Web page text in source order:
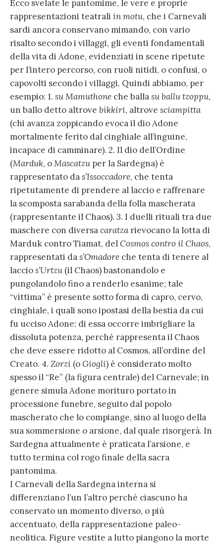
Ecco svelate le pantomime, le vere e proprie
rappresentazioni teatrali in motu, che i Carnevali
sardi ancora conservano mimando, con vario
risalto secondo i villaggi, gli eventi fondamentali
della vita di Adone, evidenziati in scene ripetute
per l’intero percorso, con ruoli nitidi, o confusi, o
capovolti secondo i villaggi. Quindi abbiamo, per
esempio: 1. su Mamuthone che ballasu ballu tzoppu,
un ballo detto altrove bìkkiri, altrove sciampitta
(chi avanza zoppicando evoca il dio Adone
mortalmente ferito dal cinghiale all’inguine,
incapace di camminare). 2. Il dio dell’Ordine
(Marduk, oMascatzu per la Sardegna) è
rappresentato das’Issoccadore, che tenta
ripetutamente di prendere al laccio e raffrenare
la scomposta sarabanda della folla mascherata
(rappresentante il Chaos). 3. I duelli rituali tra due
maschere con diversacaratza rievocano la lotta di
Marduk contro Tiamat, delCosmos contro il Chaos,
rappresentati das’Omadore che tenta di tenere al
laccios’Urtzu (il Chaos) bastonandolo e
pungolandolo fino a renderlo esanime; tale
“vittima” è presente sotto forma di capro, cervo,
cinghiale, i quali sono ipostasi della bestia da cui
fu ucciso Adone: di essa occorre imbrigliare la
dissoluta potenza, perché rappresenta il Chaos
che deve essere ridotto al Cosmos, all’ordine del
Creato. 4. Zorzi (oGiogli) è considerato molto
spesso il “Re” (la figura centrale) del Carnevale; in
genere simula Adone morituro portato in
processione funebre, seguito dal popolo
mascherato che lo compiange, sino al luogo della
sua sommersione o arsione, dal quale risorgerà. In
Sardegna attualmente è praticata l’arsione, e
tutto termina col rogo finale della sacra
pantomima.
I Carnevali della Sardegna interna si
differenziano l’un l’altro perché ciascuno ha
conservato un momento diverso, o più
accentuato, della rappresentazione paleo-
neolitica. Figure vestite a lutto piangono la morte